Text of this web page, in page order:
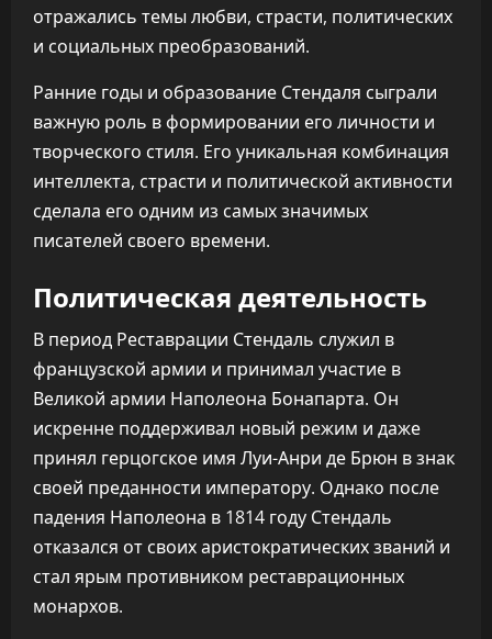
отражались темы любви, страсти, политических
и социальных преобразований.
Ранние годы и образование Стендаля сыграли
важную роль в формировании его личности и
творческого стиля. Его уникальная комбинация
интеллекта, страсти и политической активности
сделала его одним из самых значимых
писателей своего времени.
Политическая деятельность
В период Реставрации Стендаль служил в
французской армии и принимал участие в
Великой армии Наполеона Бонапарта. Он
искренне поддерживал новый режим и даже
принял герцогское имя Луи-Анри де Брюн в знак
своей преданности императору. Однако после
падения Наполеона в 1814 году Стендаль
отказался от своих аристократических званий и
стал ярым противником реставрационных
монархов.